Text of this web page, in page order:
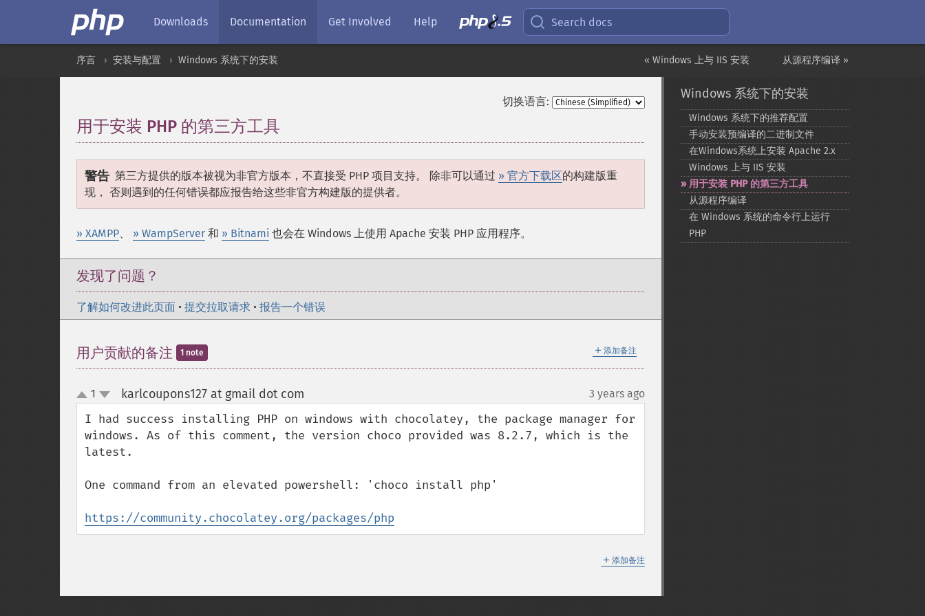
Downloads Documentation Get Involved Help Search docs
从源程序编译 »
« Windows 上与 IIS 安装
序言 安装与配置 Windows 系统下的安装
切换语言:
用于安装 PHP 的第三方工具
警告 第三方提供的版本被视为非官方版本，不直接受 PHP 项目支持。 除非可以通过 » 官方下载区的构建版重
现， 否则遇到的任何错误都应报告给这些非官方构建版的提供者。
» XAMPP、 » WampServer 和 » Bitnami 也会在 Windows 上使用 Apache 安装 PHP 应用程序。
发现了问题？
了解如何改进此页面 • 提交拉取请求 • 报告一个错误
＋ 添加备注
用户贡献的备注 1 note
up
down
1 karlcoupons127 at gmail dot com 3 years ago
I had success installing PHP on windows with chocolatey, the package manager for
windows. As of this comment, the version choco provided was 8.2.7, which is the
latest.
One command from an elevated powershell: 'choco install php'
https://community.chocolatey.org/packages/php
＋ 添加备注
Windows 系统下的安装
Windows 系统下的推荐配置
手动安装预编译的二进制文件
在Windows系统上安装 Apache 2.x
Windows 上与 IIS 安装
用于安装 PHP 的第三方工具
从源程序编译
在 Windows 系统的命令行上运行
PHP